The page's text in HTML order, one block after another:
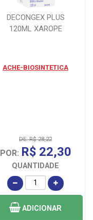
DECONGEX PLUS
120ML XAROPE
ACHE-BIOSINTETICA
DE: R$ 28,22
POR: R$ 22,30
QUANTIDADE
ADICIONAR